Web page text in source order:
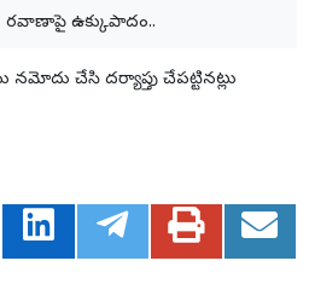
రవాణాపై ఉక్కుపాదం..
చేసి దర్యాప్తు చేపట్టినట్లు